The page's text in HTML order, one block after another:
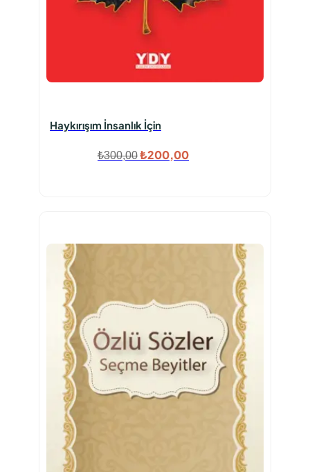
Haykırışım İnsanlık İçin
₺300,00Orijinal
₺200,00Şu